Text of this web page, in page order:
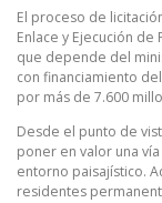
El proceso de
Enlace y Ejecución
que depende del
con financiamiento
por más de 7.600
Desde el punto de
poner en valor una
entorno paisajístico.
residentes